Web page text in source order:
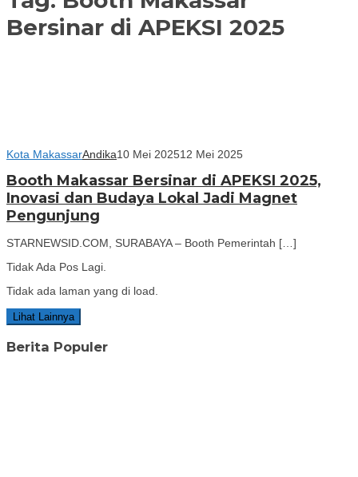
Bersinar di APEKSI 2025
Kota MakassarAndika10 Mei 202512 Mei 2025
Booth Makassar Bersinar di APEKSI 2025,
Inovasi dan Budaya Lokal Jadi Magnet
Pengunjung
STARNEWSID.COM, SURABAYA – Booth Pemerintah […]
Tidak Ada Pos Lagi.
Tidak ada laman yang di load.
Lihat Lainnya
Berita Populer